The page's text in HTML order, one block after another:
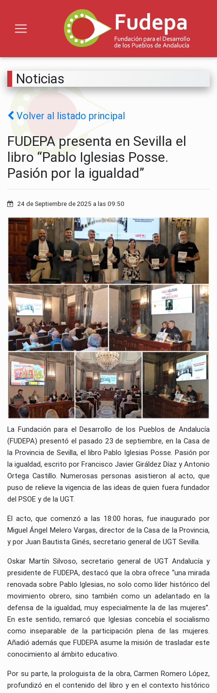
Noticias
Volver al listado principal
FUDEPA presenta en Sevilla el
libro “Pablo Iglesias Posse.
Pasión por la igualdad”
24 de Septiembre de 2025 a las 09:50
La Fundación para el Desarrollo de los Pueblos de Andalucía
(FUDEPA) presentó el pasado 23 de septiembre, en la Casa de
la Provincia de Sevilla, el libro Pablo Iglesias Posse. Pasión por
la igualdad, escrito por Francisco Javier Giráldez Díaz y Antonio
Ortega Castillo. Numerosas personas asistieron al acto, que
puso de relieve la vigencia de las ideas de quien fuera fundador
del PSOE y de la UGT.
El acto, que comenzó a las 18:00 horas, fue inaugurado por
Miguel Ángel Melero Vargas, director de la Casa de la Provincia,
y por Juan Bautista Ginés, secretario general de UGT Sevilla.
Oskar Martín Silvoso, secretario general de UGT Andalucía y
presidente de FUDEPA, destacó que la obra ofrece “una mirada
renovada sobre Pablo Iglesias, no solo como líder histórico del
movimiento obrero, sino también como un adelantado en la
defensa de la igualdad, muy especialmente la de las mujeres”.
En este sentido, remarcó que Iglesias concebía el socialismo
como inseparable de la participación plena de las mujeres.
Añadió además que FUDEPA asume la misión de trasladar este
conocimiento al ámbito educativo.
Por su parte, la prologuista de la obra, Carmen Romero López,
profundizó en el contenido del libro y en el contexto histórico